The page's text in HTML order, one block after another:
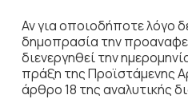
Αν για οποιοδήποτε λόγο
δημοπρασία την
διενεργηθεί την
πράξη της Προϊστάμενης
άρθρο 18 της αναλυτικής